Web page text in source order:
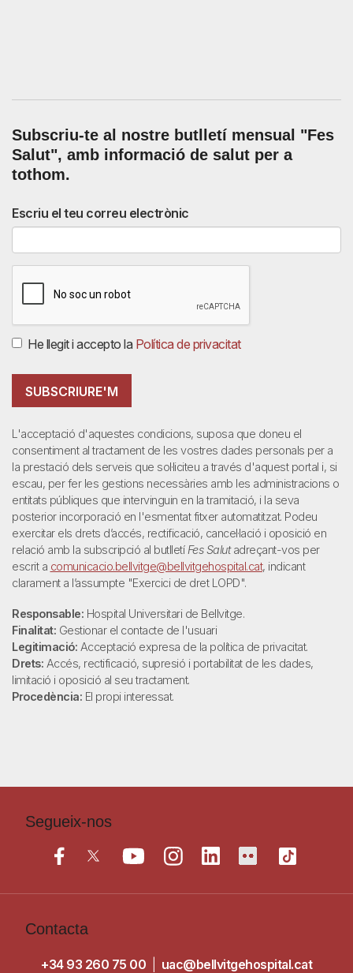
Subscriu-te al nostre butlletí mensual "Fes
Salut", amb informació de salut per a
tothom.
Escriu el teu correu electrònic
He llegit i accepto la Política de privacitat
SUBSCRIURE'M
L'acceptació d'aquestes condicions, suposa que doneu el
consentiment al tractament de les vostres dades personals per a
la prestació dels serveis que sol·liciteu a través d'aquest portal i, si
escau, per fer les gestions necessàries amb les administracions o
entitats públiques que intervinguin en la tramitació, i la seva
posterior incorporació en l'esmentat fitxer automatitzat. Podeu
exercitar els drets d’accés, rectificació, cancel·lació i oposició en
relació amb la subscripció al butlletí Fes Salutadreçant-vos per
escrit a comunicacio.bellvitge@bellvitgehospital.cat, indicant
clarament a l’assumpte "Exercici de dret LOPD".
Responsable: Hospital Universitari de Bellvitge.
Finalitat: Gestionar el contacte de l'usuari
Legitimació: Acceptació expresa de la política de privacitat.
Drets: Accés, rectificació, supresió i portabilitat de les dades,
limitació i oposició al seu tractament.
Procedència: El propi interessat.
Segueix-nos
Contacta
+34 93 260 75 00 uac@bellvitgehospital.cat